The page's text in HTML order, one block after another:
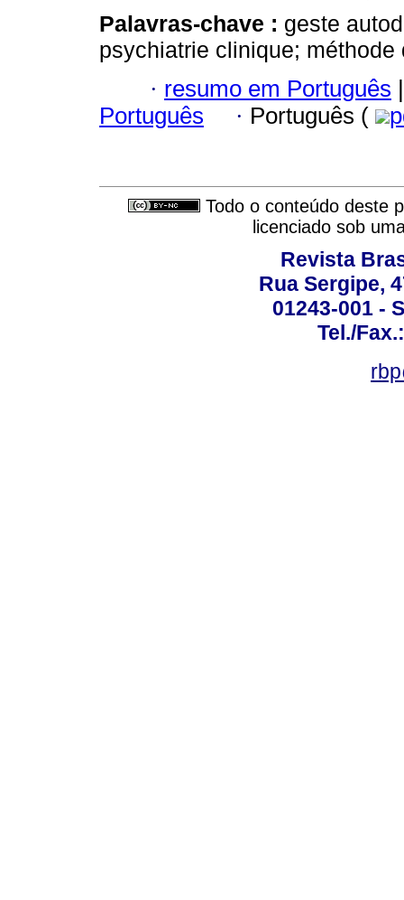
Palavras-chave : geste
psychiatrie clinique;
· resumo em Português |
Português
· Português (
Todo o conteúdo deste
licenciado sob
Revista
Rua Sergipe,
01243-001 -
Tel./